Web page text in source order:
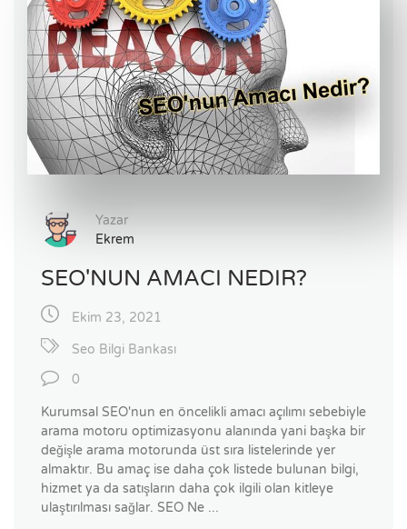
Yazar
Ekrem
SEO'NUN AMACI NEDIR?
Ekim 23, 2021
Seo Bilgi Bankası
0
Kurumsal SEO'nun en öncelikli amacı açılımı sebebiyle
arama motoru optimizasyonu alanında yani başka bir
değişle arama motorunda üst sıra listelerinde yer
almaktır. Bu amaç ise daha çok listede bulunan bilgi,
hizmet ya da satışların daha çok ilgili olan kitleye
ulaştırılması sağlar. SEO Ne ...